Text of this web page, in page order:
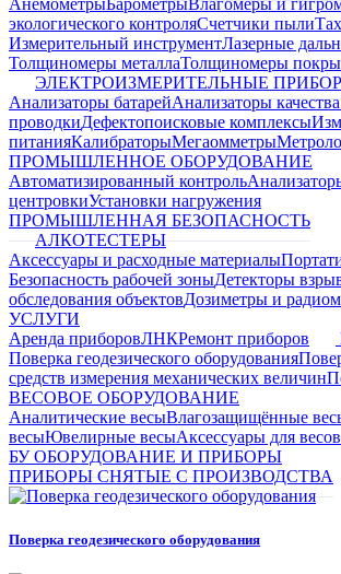
АнемометрыБарометрыВлагомеры и
экологического контроляСчетчики пыли
Измерительный инструментЛазерные
Толщиномеры металлаТолщиномеры
ЭЛЕКТРОИЗМЕРИТЕЛЬНЫЕ
Анализаторы батарейАнализаторы
проводкиДефектопоисковые комплексы
питанияКалибраторыМегаомметры
ПРОМЫШЛЕННОЕ ОБОРУДОВАНИЕ
Автоматизированный контроль
центровкиУстановки нагружения
ПРОМЫШЛЕННАЯ БЕЗОПАСНОСТЬ
АЛКОТЕСТЕРЫ
Аксессуары и расходные материалы
Безопасность рабочей зоныДетекторы
обследования объектовДозиметры и
УСЛУГИ
Аренда приборовЛНКРемонт приборов
Поверка геодезического оборудования
средств измерения механических величин
ВЕСОВОЕ ОБОРУДОВАНИЕ
Аналитические весыВлагозащищённые
весыЮвелирные весыАксессуары для
БУ ОБОРУДОВАНИЕ И ПРИБОРЫ
ПРИБОРЫ СНЯТЫЕ С ПРОИЗВОДСТВА
Поверка геодезического оборудования